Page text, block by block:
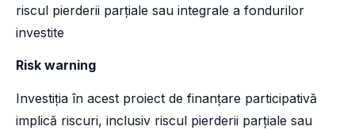
riscul pierderii parțiale sau integrale a fondurilor
investite
Risk warning
Investiția în acest proiect de finanțare participativă
implică riscuri, inclusiv riscul pierderii parțiale sau